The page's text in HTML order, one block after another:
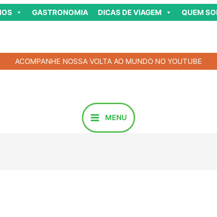
GASTRONOMIA DICAS DE VIAGEM QUEM
ACOMPANHE NOSSA VOLTA AO MUNDO NO YOUTUBE
MENU